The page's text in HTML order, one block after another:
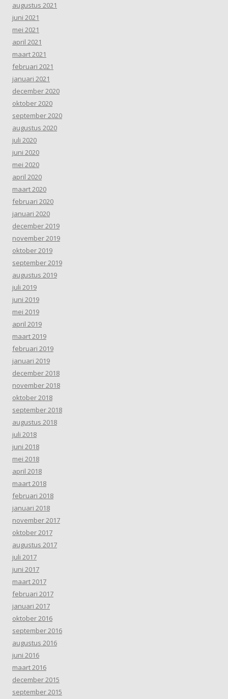
augustus 2021
juni 2021
mei 2021
april 2021
maart 2021
februari 2021
januari 2021
december 2020
oktober 2020
september 2020
augustus 2020
juli 2020
juni 2020
mei 2020
april 2020
maart 2020
februari 2020
januari 2020
december 2019
november 2019
oktober 2019
september 2019
augustus 2019
juli 2019
juni 2019
mei 2019
april 2019
maart 2019
februari 2019
januari 2019
december 2018
november 2018
oktober 2018
september 2018
augustus 2018
juli 2018
juni 2018
mei 2018
april 2018
maart 2018
februari 2018
januari 2018
november 2017
oktober 2017
augustus 2017
juli 2017
juni 2017
maart 2017
februari 2017
januari 2017
oktober 2016
september 2016
augustus 2016
juni 2016
maart 2016
december 2015
september 2015